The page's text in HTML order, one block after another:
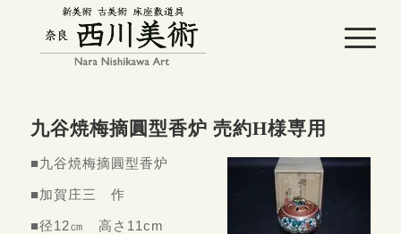
九谷焼梅摘圓型香炉 売約H様専用
■九谷焼梅摘圓型香炉
■加賀庄三 作
■径12㎝ 高さ11cm